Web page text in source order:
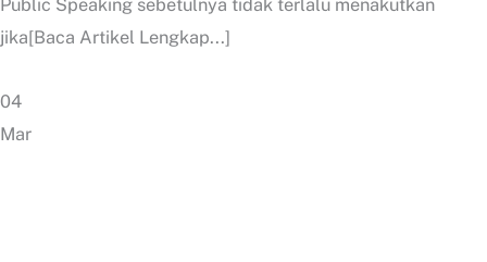
Public Speaking sebetulnya tidak terlalu menakutkan
jika[Baca Artikel Lengkap...]
04
Mar